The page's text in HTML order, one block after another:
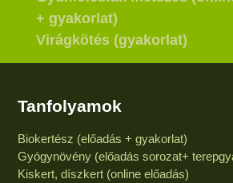
+ gyakorlat)
Virágkötés (gyakorlat)
Tanfolyamok
Biokertész (előadás + gyakorlat)
Gyógynövény (előadás sorozat+
Kiskert, díszkert (online előadás)